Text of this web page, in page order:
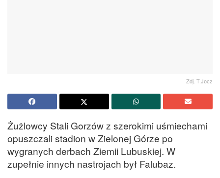
Zdj. T.Jocz
Żużlowcy Stali Gorzów z szerokimi uśmiechami
opuszczali stadion w Zielonej Górze po
wygranych derbach Ziemii Lubuskiej. W
zupełnie innych nastrojach był Falubaz.